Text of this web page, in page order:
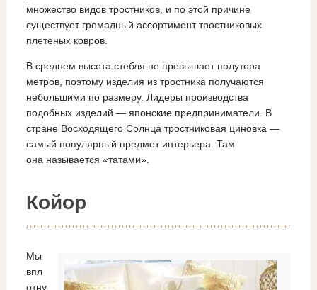
множество видов тростников, и по этой причине
существует громадный ассортимент тростниковых
плетеных ковров.
В среднем высота стебля не превышает полутора
метров, поэтому изделия из тростника получаются
небольшими по размеру. Лидеры производства
подобных изделий — японские предприниматели. В
стране Восходящего Солнца тростниковая циновка —
самый популярный предмет интерьера. Там
она называется «татами».
Койор
Мы
впл
отну